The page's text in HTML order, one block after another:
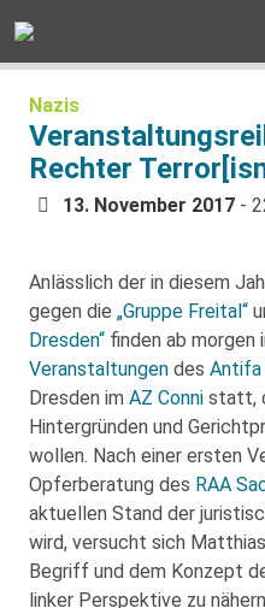
Nazis
Rechter
13. November 2017 -
Anlässlich der in diesem
gegen die „Gruppe Freital“
Dresden“ finden ab morgen
Veranstaltungen des Antifa
Dresden im AZ Conni statt,
Hintergründen und
wollen. Nach einer ersten
Opferberatung des RAA
aktuellen Stand der
wird, versucht sich
Begriff und dem Konzept
linker Perspektive zu